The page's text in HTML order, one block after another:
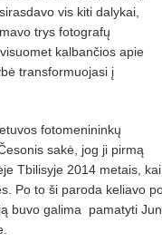
vis kiti dalykai,
trys fotografų
kalbančios apie
transformuojasi į
fotomenininkų
sakė, jog ji pirmą
Tbilisyje 2014 metais,
Po to ši paroda keliavo
buvo galima
pamatyti